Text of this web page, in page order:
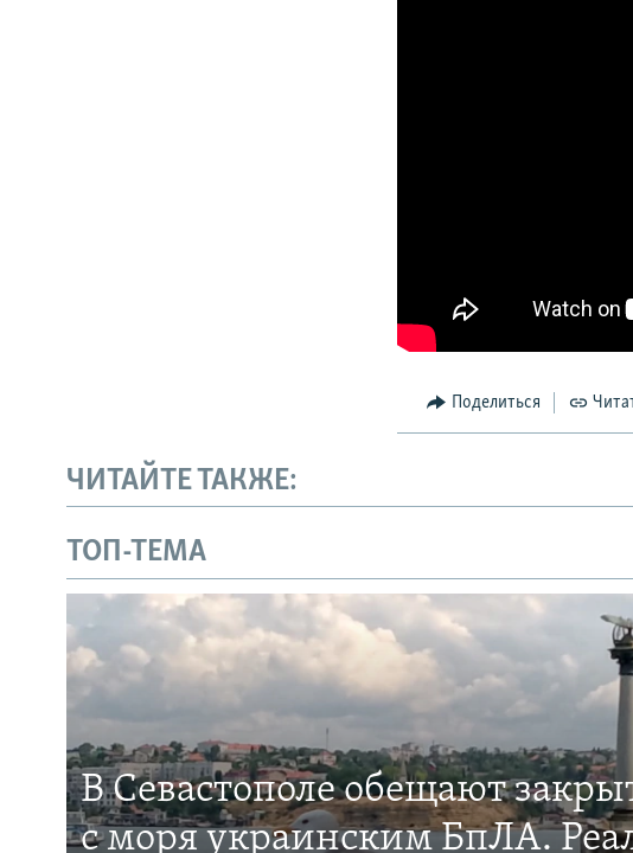
Поделиться
ЧИТАЙТЕ ТАКЖЕ:
ТОП-ТЕМА
В Севастополе обещают
с моря украинским БпЛА.